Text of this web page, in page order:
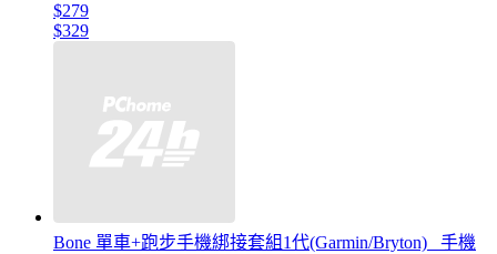
$279
$329
Bone 單車+跑步手機綁接套組1代(Garmin/Bryton)_ 手機